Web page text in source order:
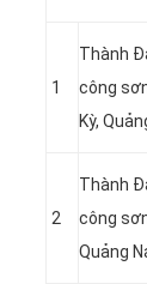
1
Thành
công
Kỳ,
2
Thành
công
Quảng